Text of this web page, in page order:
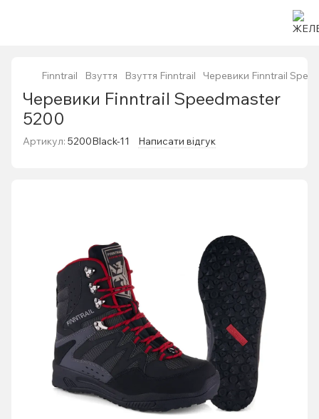
Finntrail Взуття Взуття Finntrail Черевики Finntrail
Черевики Finntrail Speedmaster
5200
Артикул: 5200Black-11 Написати відгук